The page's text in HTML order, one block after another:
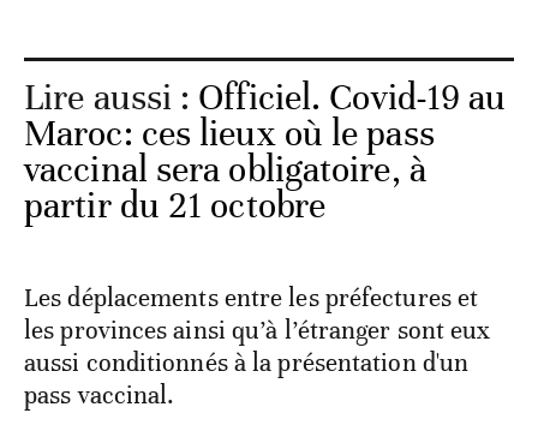
Lire aussi : Officiel. Covid-19 au
Maroc: ces lieux où le pass
vaccinal sera obligatoire, à
partir du 21 octobre
Les déplacements entre les préfectures et
les provinces ainsi qu’à l’étranger sont eux
aussi conditionnés à la présentation d'un
pass vaccinal.